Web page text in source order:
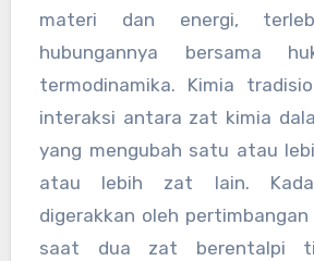
materi dan energi,
hubungannya bersama
termodinamika. Kimia
interaksi antara zat kimia
yang mengubah satu atau
atau lebih zat lain.
digerakkan oleh
saat dua zat berentalpi